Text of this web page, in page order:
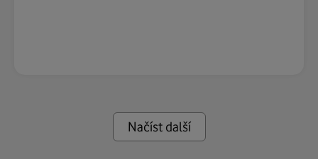
Načíst další